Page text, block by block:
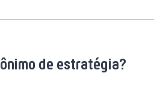
de estratégia?